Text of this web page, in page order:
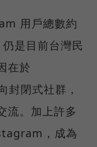
用戶總數約
是目前台灣民
在於
閉式社群，
流。加上許多
，成為